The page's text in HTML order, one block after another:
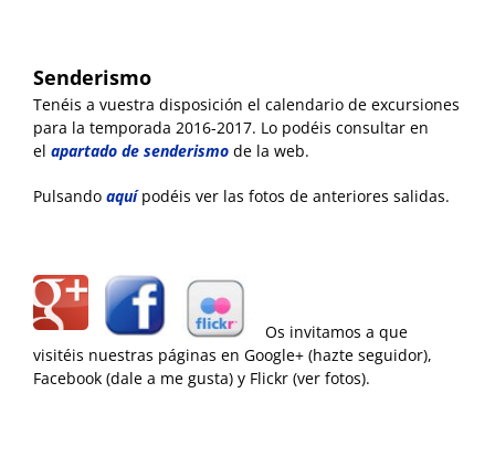
Senderismo
Tenéis a vuestra disposición el calendario de excursiones
para la temporada 2016-2017. Lo podéis consultar en
el apartado de senderismo de la web.
Pulsando aquí podéis ver las fotos de anteriores salidas.
Os invitamos a que
visitéis nuestras páginas en Google+ (hazte seguidor),
Facebook (dale a me gusta) y Flickr (ver fotos).